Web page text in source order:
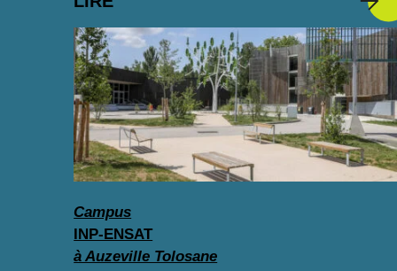
Campus
INP-ENSAT
à Auzeville Tolosane